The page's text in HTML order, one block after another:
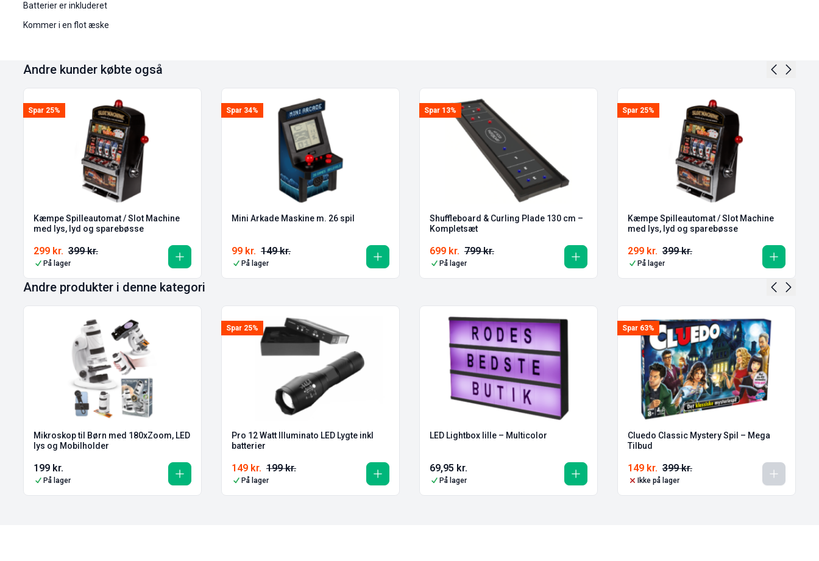
Batterier er inkluderet
Kommer i en flot æske
Andre kunder købte også
Spar 25%
Kæmpe Spilleautomat / Slot Machine
med lys, lyd og sparebøsse
399kr.
299 kr.
På lager
Spar 34%
Mini Arkade Maskine m. 26 spil
149kr.
99 kr.
På lager
Spar 13%
Shuffleboard & Curling Plade 130 cm –
Kompletsæt
799kr.
699 kr.
På lager
Spar 25%
Kæmpe Spilleautomat / Slot Machine
med lys, lyd og sparebøsse
399kr.
299 kr.
På lager
Andre produkter i denne kategori
Mikroskop til Børn med 180xZoom, LED
lys og Mobilholder
199 kr.
På lager
Spar 25%
Pro 12 Watt Illuminato LED Lygte inkl
batterier
199kr.
149 kr.
På lager
LED Lightbox lille – Multicolor
69,95 kr.
På lager
Spar 63%
Cluedo Classic Mystery Spil – Mega
Tilbud
399kr.
149 kr.
Ikke på lager